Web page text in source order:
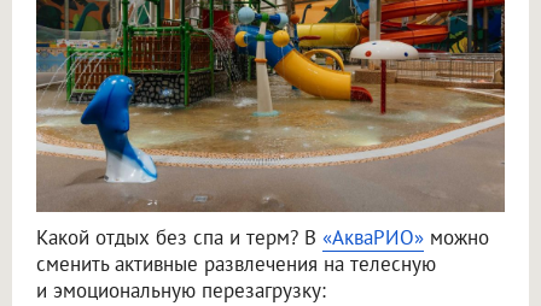
Какой отдых без спа и терм? В «АкваРИО» можно
сменить активные развлечения на телесную
и эмоциональную перезагрузку: